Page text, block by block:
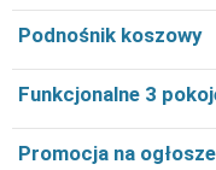
Podnośnik koszowy
Funkcjonalne 3
Promocja na